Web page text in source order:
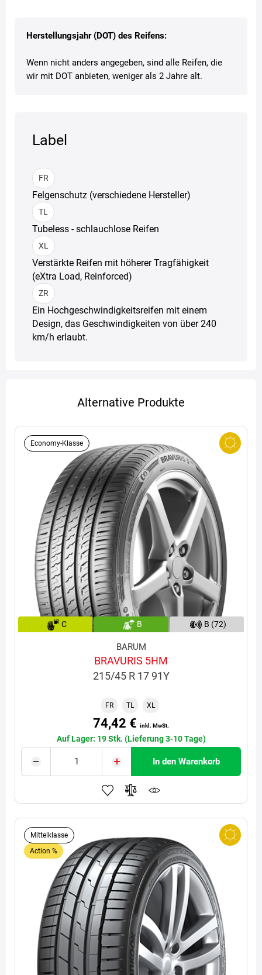
Herstellungsjahr (DOT) des Reifens:
Wenn nicht anders angegeben, sind alle Reifen, die
wir mit DOT anbieten, weniger als 2 Jahre alt.
Label
FR
Felgenschutz (verschiedene Hersteller)
TL
Tubeless - schlauchlose Reifen
XL
Verstärkte Reifen mit höherer Tragfähigkeit
(eXtra Load, Reinforced)
ZR
Ein Hochgeschwindigkeitsreifen mit einem
Design, das Geschwindigkeiten von über 240
km/h erlaubt.
Alternative Produkte
Economy-Klasse
C B B (72)
BARUM
BRAVURIS 5HM
215/45 R 17 91Y
FR TL XL
74,42 € inkl. MwSt.
Auf Lager: 19 Stk. (Lieferung 3-10 Tage)
In den Warenkorb
Mittelklasse
Action %